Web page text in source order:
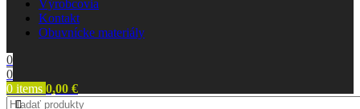
Výrobcovia
Kontakt
Obuvnícke materiály
0
0
0 items 0,00 €